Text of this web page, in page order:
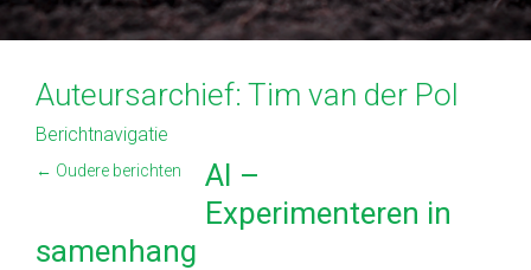
Auteursarchief: Tim van der Pol
Berichtnavigatie
← Oudere berichten
AI –
Experimenteren in
samenhang